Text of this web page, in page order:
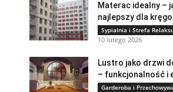
Materac idealny –
najlepszy dla
Sypialnia i Strefa
10 lutego 2026
Lustro jako drzwi
– funkcjonalność i
Garderoba i